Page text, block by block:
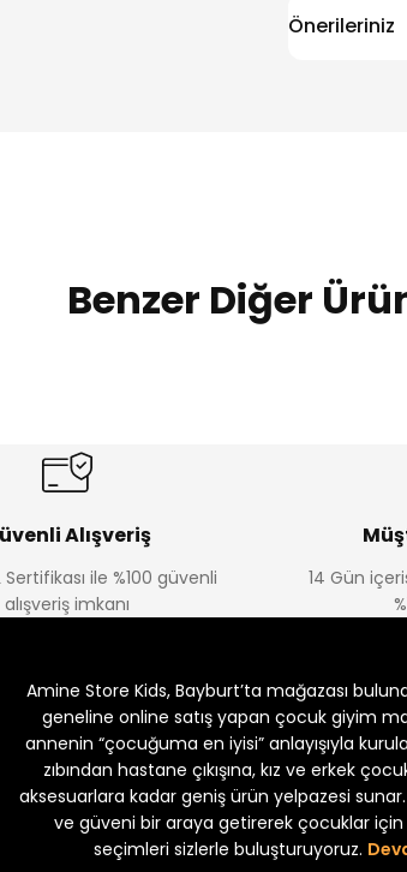
Önerileriniz
Benzer Diğer
Luvin Erkek
%22
Yeni₺ 250
%22
Yeni₺ 250
Alışveriş
Sertifikası ile %100 güvenli
alışveriş imkanı
14 Gün
Amine Store Kids, Bayburt’ta mağazası
geneline online satış yapan çocuk giyim
annenin “çocuğuma en iyisi” anlayışıyla
zıbından hastane çıkışına, kız ve erkek
aksesuarlara kadar geniş ürün yelpazesi
ve güveni bir araya getirerek çocuklar
seçimleri sizlerle buluşturuyoruz.